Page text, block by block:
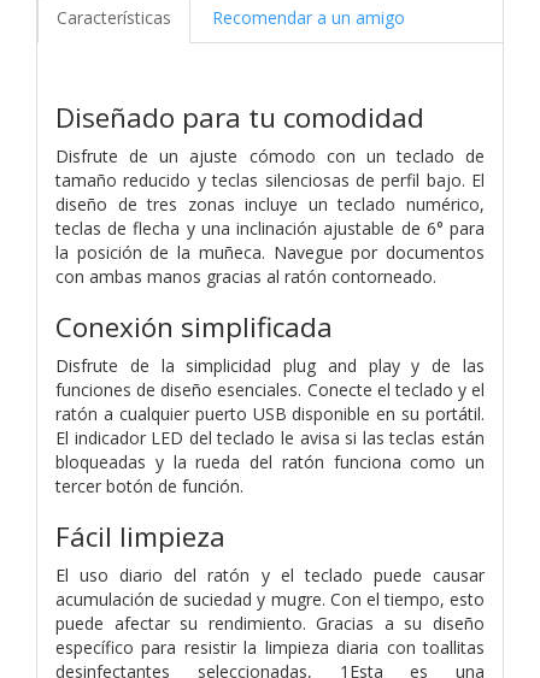
Características Recomendar a un amigo
Diseñado para tu comodidad
Disfrute de un ajuste cómodo con un teclado de
tamaño reducido y teclas silenciosas de perfil bajo. El
diseño de tres zonas incluye un teclado numérico,
teclas de flecha y una inclinación ajustable de 6° para
la posición de la muñeca. Navegue por documentos
con ambas manos gracias al ratón contorneado.
Conexión simplificada
Disfrute de la simplicidad plug and play y de las
funciones de diseño esenciales. Conecte el teclado y el
ratón a cualquier puerto USB disponible en su portátil.
El indicador LED del teclado le avisa si las teclas están
bloqueadas y la rueda del ratón funciona como un
tercer botón de función.
Fácil limpieza
El uso diario del ratón y el teclado puede causar
acumulación de suciedad y mugre. Con el tiempo, esto
puede afectar su rendimiento. Gracias a su diseño
específico para resistir la limpieza diaria con toallitas
desinfectantes seleccionadas, 1Esta es una